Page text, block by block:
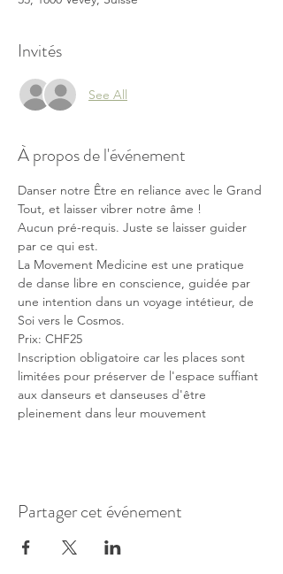
Invités
See All
À propos de l'événement
Danser notre Être en reliance avec le Grand
Tout, et laisser vibrer notre âme !
Aucun pré-requis. Juste se laisser guider
par ce qui est.
La Movement Medicine est une pratique
de danse libre en conscience, guidée par
une intention dans un voyage intétieur, de
Soi vers le Cosmos.
Prix: CHF25
Inscription obligatoire car les places sont
limitées pour préserver de l'espace suffiant
aux danseurs et danseuses d'être
pleinement dans leur mouvement
Partager cet événement